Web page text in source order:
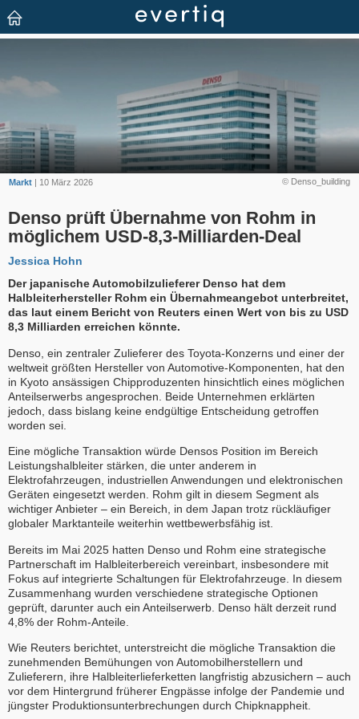
© Denso_building
Markt | 10 März 2026
Denso prüft Übernahme von Rohm in
möglichem USD-8,3-Milliarden-Deal
Jessica Hohn
Der japanische Automobilzulieferer Denso hat dem
Halbleiterhersteller Rohm ein Übernahmeangebot unterbreitet,
das laut einem Bericht von Reuters einen Wert von bis zu USD
8,3 Milliarden erreichen könnte.
Denso, ein zentraler Zulieferer des Toyota-Konzerns und einer der
weltweit größten Hersteller von Automotive-Komponenten, hat den
in Kyoto ansässigen Chipproduzenten hinsichtlich eines möglichen
Anteilserwerbs angesprochen. Beide Unternehmen erklärten
jedoch, dass bislang keine endgültige Entscheidung getroffen
worden sei.
Eine mögliche Transaktion würde Densos Position im Bereich
Leistungshalbleiter stärken, die unter anderem in
Elektrofahrzeugen, industriellen Anwendungen und elektronischen
Geräten eingesetzt werden. Rohm gilt in diesem Segment als
wichtiger Anbieter – ein Bereich, in dem Japan trotz rückläufiger
globaler Marktanteile weiterhin wettbewerbsfähig ist.
Bereits im Mai 2025 hatten Denso und Rohm eine strategische
Partnerschaft im Halbleiterbereich vereinbart, insbesondere mit
Fokus auf integrierte Schaltungen für Elektrofahrzeuge. In diesem
Zusammenhang wurden verschiedene strategische Optionen
geprüft, darunter auch ein Anteilserwerb. Denso hält derzeit rund
4,8% der Rohm-Anteile.
Wie Reuters berichtet, unterstreicht die mögliche Transaktion die
zunehmenden Bemühungen von Automobilherstellern und
Zulieferern, ihre Halbleiterlieferketten langfristig abzusichern – auch
vor dem Hintergrund früherer Engpässe infolge der Pandemie und
jüngster Produktionsunterbrechungen durch Chipknappheit.